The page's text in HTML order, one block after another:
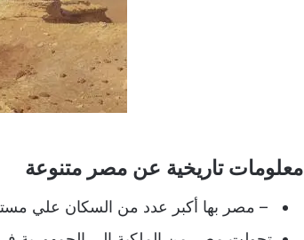
معلومات تاريخية عن مصر متنوعة
– مصر بها أكبر عدد من السكان علي